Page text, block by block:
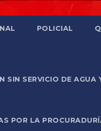
POLICIAL
SERVICIO DE AGUA
POR LA